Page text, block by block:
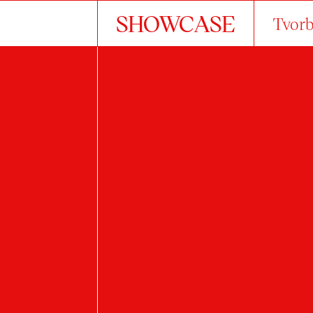
SHOWCASE